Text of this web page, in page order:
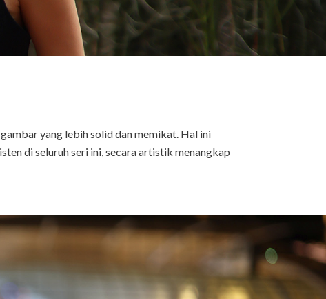
yang lebih solid dan memikat. Hal ini
di seluruh seri ini, secara artistik menangkap